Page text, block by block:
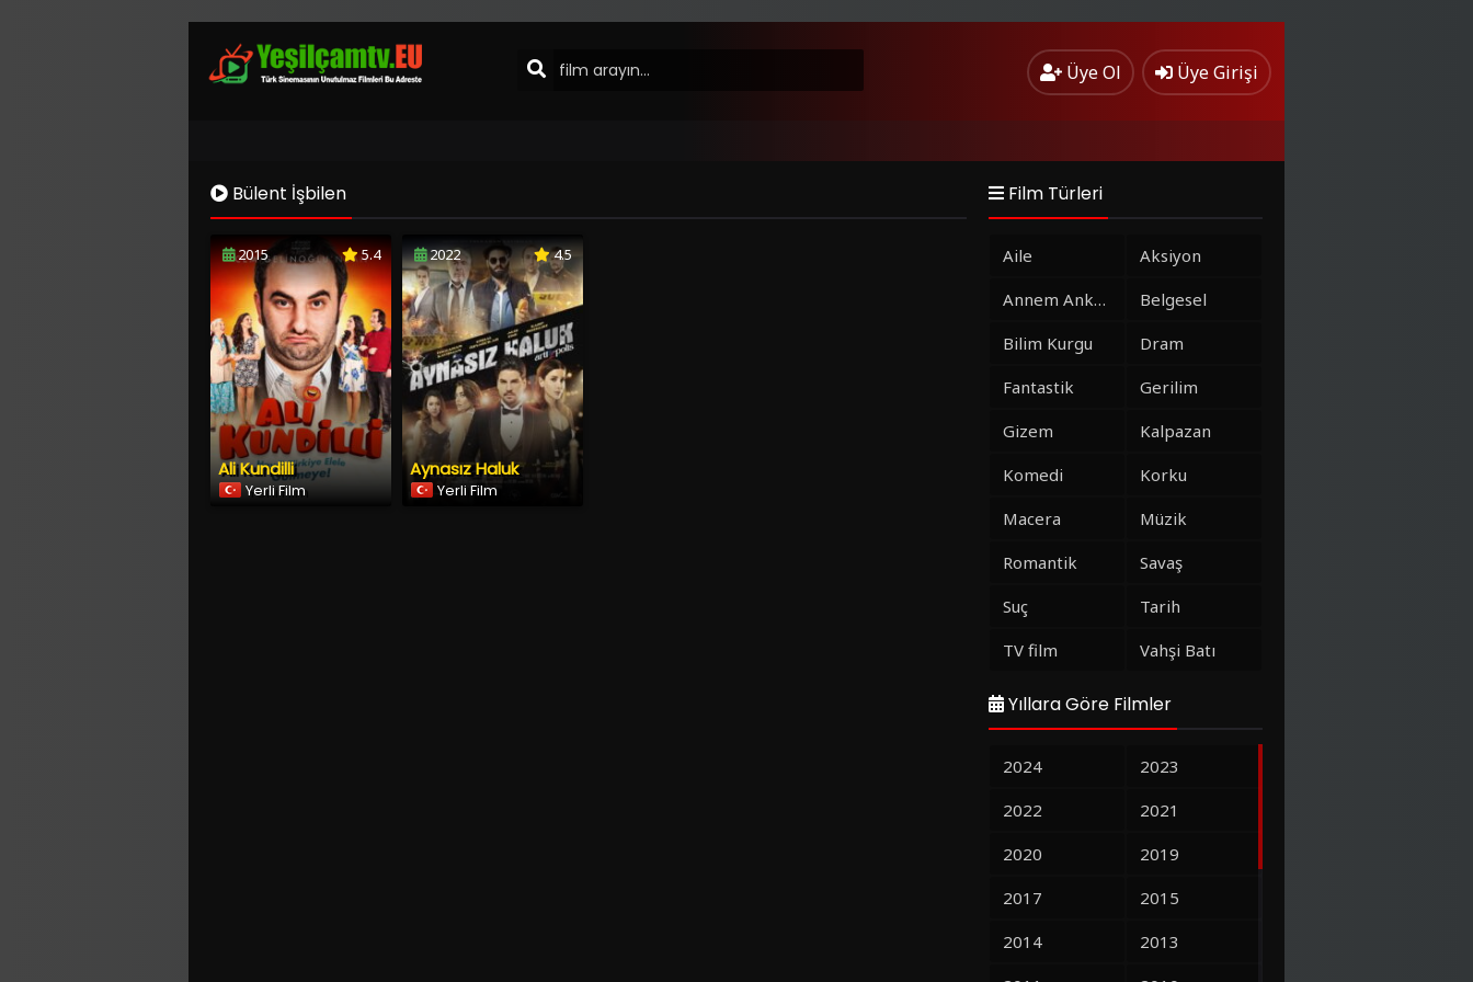
Üye Ol Üye Girişi
Bülent İşbilen
2015 5.4
Ali Kundilli
Yerli Film
2022 4.5
Aynasız Haluk
Yerli Film
Film Türleri
Aile
Aksiyon
Annem Ankara
Belgesel
Bilim Kurgu
Dram
Fantastik
Gerilim
Gizem
Kalpazan
Komedi
Korku
Macera
Müzik
Romantik
Savaş
Suç
Tarih
TV film
Vahşi Batı
Yıllara Göre Filmler
2024
2023
2022
2021
2020
2019
2017
2015
2014
2013